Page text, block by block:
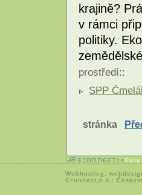
krajině?
v rámci
politiky.
prostředí::
SPP
stránka
Easy
Webhosting
Econnect,o.s.;